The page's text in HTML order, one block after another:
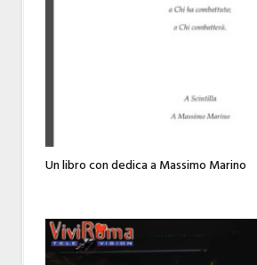
Un libro con dedica a Massimo Marino